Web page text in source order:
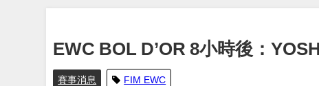
EWC BOL D’OR 8小時後：
賽事消息 FIM EWC